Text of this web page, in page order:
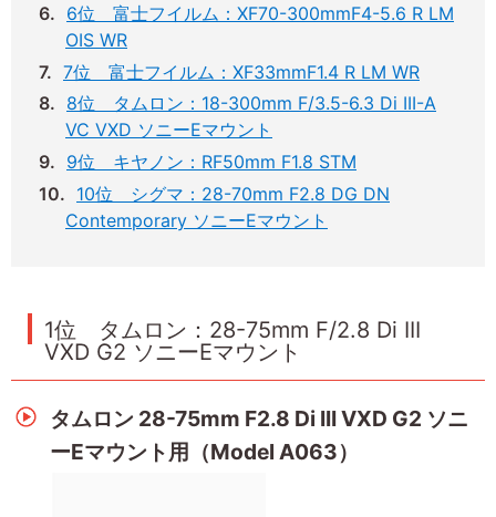
6位 富士フイルム：XF70-300mmF4-5.6 R LM
OIS WR
7位 富士フイルム：XF33mmF1.4 R LM WR
8位 タムロン：18-300mm F/3.5-6.3 Di III-A
VC VXD ソニーEマウント
9位 キヤノン：RF50mm F1.8 STM
10位 シグマ：28-70mm F2.8 DG DN
Contemporary ソニーEマウント
1位 タムロン：28-75mm F/2.8 Di III
VXD G2 ソニーEマウント
タムロン 28-75mm F2.8 Di III VXD G2 ソニ
ーEマウント用（Model A063）